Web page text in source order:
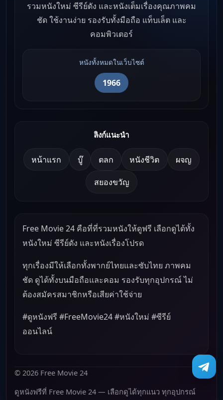
รวมหนังใหม่ ซีรีย์ดัง และหนังเต็มเรื่องคุณภาพคม
ชัด ใช้งานง่าย รองรับทั้งมือถือ แท็บเล็ต และ
คอมพิวเตอร์
หนังทั้งหมดในเว็บไซต์
1966
ลิงก์แนะนำ
หน้าแรก บู๊ ตลก หนังชีวิต ผจญ
สยองขวัญ
Free Movie 24 คือที่ที่รวมหนังให้ดูฟรี เลือกดูได้ทั้ง
หนังใหม่ ซีรีย์ดัง และหนังเรื่องโปรด
ทุกเรื่องมีให้เลือกทั้งพากย์ไทยและซับไทย ภาพคม
ชัด ดูได้ทั้งบนมือถือและคอม รองรับทุกอุปกรณ์ ไม่
ต้องสมัครสมาชิกหรือเสียค่าใช้จ่าย
#ดูหนังฟรี #FreeMovie24 #หนังใหม่ #ซีรีย์
ออนไลน์
© 2026 Free Movie 24
ดูหนังฟรีที่ Free Movie 24 — เลือกดูได้ทุกแนว ทุกอุปกรณ์